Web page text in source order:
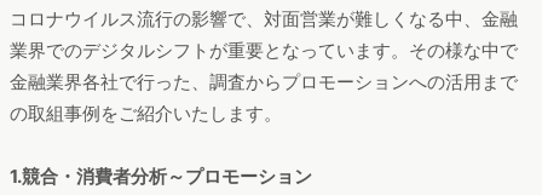
コロナウイルス流行の影響で、対面営業が難しくなる中、金融
業界でのデジタルシフトが重要となっています。その様な中で
金融業界各社で行った、調査からプロモーションへの活用まで
の取組事例をご紹介いたします。
1.競合・消費者分析～プロモーション